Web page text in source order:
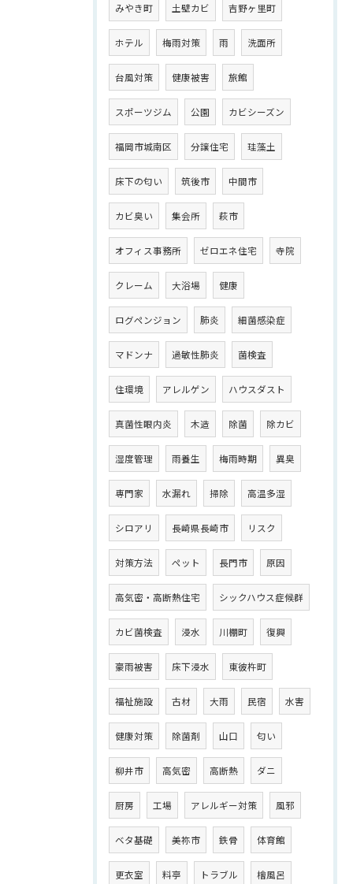
みやき町 土壁カビ 吉野ヶ里町
ホテル 梅雨対策 雨 洗面所
台風対策 健康被害 旅館
スポーツジム 公園 カビシーズン
福岡市城南区 分譲住宅 珪藻土
床下の匂い 筑後市 中間市
カビ臭い 集会所 萩市
オフィス事務所 ゼロエネ住宅 寺院
クレーム 大浴場 健康
ログペンジョン 肺炎 細菌感染症
マドンナ 過敏性肺炎 菌検査
住環境 アレルゲン ハウスダスト
真菌性眼内炎 木造 除菌 除カビ
湿度管理 雨養生 梅雨時期 異臭
専門家 水漏れ 掃除 高温多湿
シロアリ 長崎県長崎市 リスク
対策方法 ペット 長門市 原因
高気密・高断熱住宅 シックハウス症候群
カビ菌検査 浸水 川棚町 復興
豪雨被害 床下浸水 東彼杵町
福祉施設 古材 大雨 民宿 水害
健康対策 除菌剤 山口 匂い
柳井市 高気密 高断熱 ダニ
厨房 工場 アレルギー対策 風邪
ベタ基礎 美祢市 鉄骨 体育館
更衣室 料亭 トラブル 檜風呂